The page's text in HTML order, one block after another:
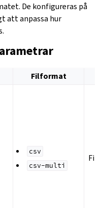
De konfigureras på
att anpassa hur
Filformat
csv
csv-multi